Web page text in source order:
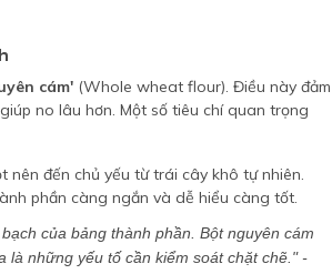
cám' (Whole wheat flour). Điều này đảm
no lâu hơn. Một số tiêu chí quan trọng
nên đến chủ yếu từ trái cây khô tự nhiên.
phần càng ngắn và dễ hiểu càng tốt.
của bảng thành phần. Bột nguyên cám
là những yếu tố cần kiểm soát chặt chẽ." -